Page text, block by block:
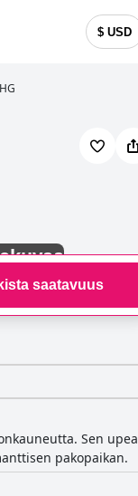
$ USD
saatavuus
Sen upea
pakopaikan.